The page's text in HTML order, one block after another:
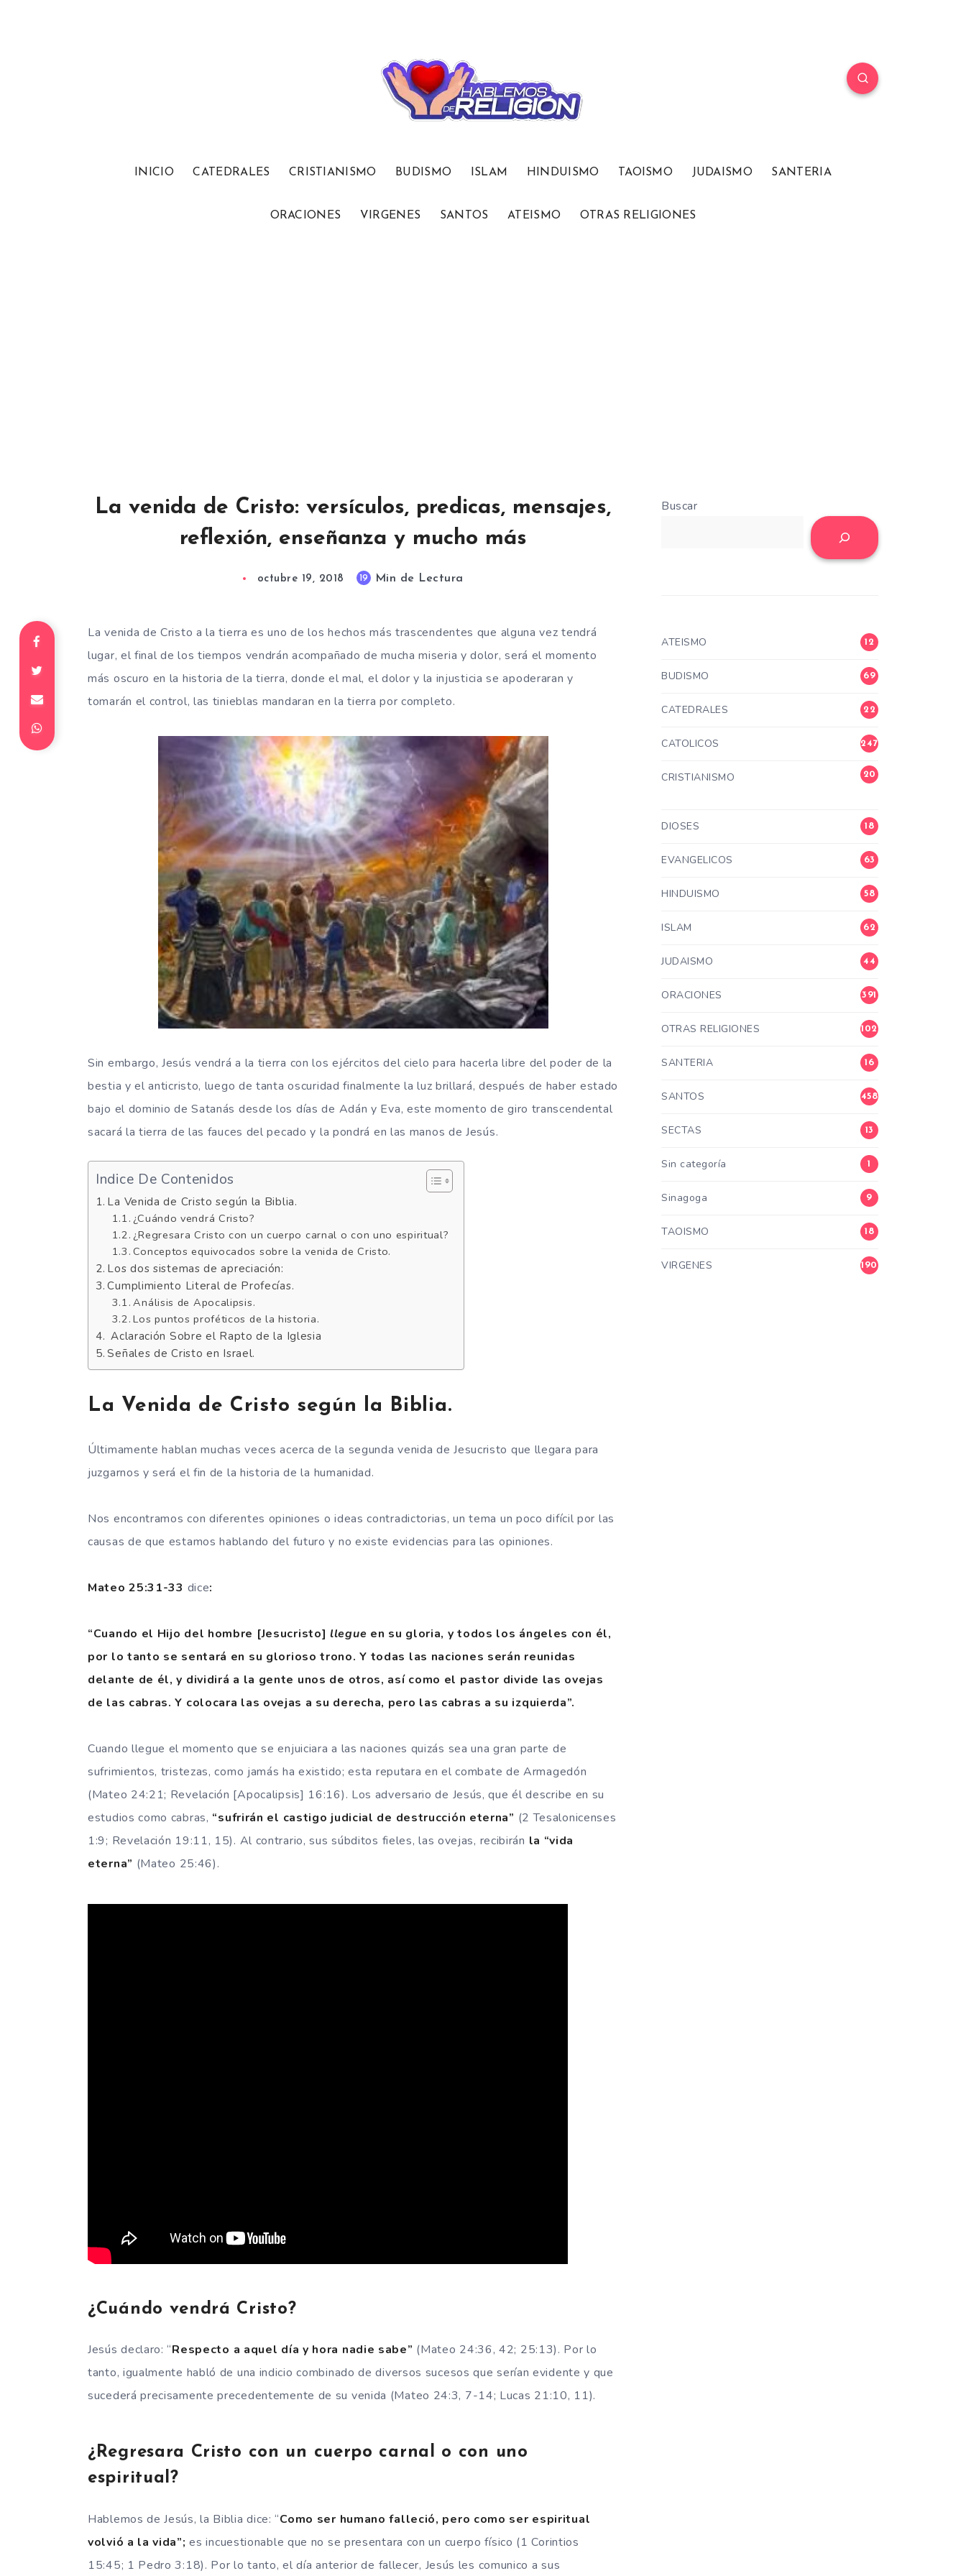
INICIO CATEDRALES CRISTIANISMO BUDISMO ISLAM HINDUISMO TAOISMO JUDAISMO SANTERIA
ORACIONES VIRGENES SANTOS ATEISMO OTRAS RELIGIONES
La venida de Cristo: versículos, predicas, mensajes,
reflexión, enseñanza y mucho más
octubre 19, 2018 19 Min de Lectura
La venida de Cristo a la tierra es uno de los hechos más trascendentes que alguna vez tendrá
lugar, el final de los tiempos vendrán acompañado de mucha miseria y dolor, será el momento
más oscuro en la historia de la tierra, donde el mal, el dolor y la injusticia se apoderaran y
tomarán el control, las tinieblas mandaran en la tierra por completo.
Sin embargo, Jesús vendrá a la tierra con los ejércitos del cielo para hacerla libre del poder de la
bestia y el anticristo, luego de tanta oscuridad finalmente la luz brillará, después de haber estado
bajo el dominio de Satanás desde los días de Adán y Eva, este momento de giro transcendental
sacará la tierra de las fauces del pecado y la pondrá en las manos de Jesús.
Indice De Contenidos
La Venida de Cristo según la Biblia.
¿Cuándo vendrá Cristo?
¿Regresara Cristo con un cuerpo carnal o con uno espiritual?
Conceptos equivocados sobre la venida de Cristo.
Los dos sistemas de apreciación:
Cumplimiento Literal de Profecías.
Análisis de Apocalipsis.
Los puntos proféticos de la historia.
Aclaración Sobre el Rapto de la Iglesia
Señales de Cristo en Israel.
La Venida de Cristo según la Biblia.
Últimamente hablan muchas veces acerca de la segunda venida de Jesucristo que llegara para
juzgarnos y será el fin de la historia de la humanidad.
Nos encontramos con diferentes opiniones o ideas contradictorias, un tema un poco difícil por las
causas de que estamos hablando del futuro y no existe evidencias para las opiniones.
Mateo 25:31-33 dice:
“Cuando el Hijo del hombre [Jesucristo] llegue en su gloria, y todos los ángeles con él,
por lo tanto se sentará en su glorioso trono. Y todas las naciones serán reunidas
delante de él, y dividirá a la gente unos de otros, así como el pastor divide las ovejas
de las cabras. Y colocara las ovejas a su derecha, pero las cabras a su izquierda”.
Cuando llegue el momento que se enjuiciara a las naciones quizás sea una gran parte de
sufrimientos, tristezas, como jamás ha existido; esta reputara en el combate de Armagedón
(Mateo 24:21; Revelación [Apocalipsis] 16:16). Los adversario de Jesús, que él describe en su
estudios como cabras, “sufrirán el castigo judicial de destrucción eterna” (2 Tesalonicenses
1:9; Revelación 19:11, 15). Al contrario, sus súbditos fieles, las ovejas, recibirán la “vida
eterna” (Mateo 25:46).
¿Cuándo vendrá Cristo?
Jesús declaro: “Respecto a aquel día y hora nadie sabe” (Mateo 24:36, 42; 25:13). Por lo
tanto, igualmente habló de una indicio combinado de diversos sucesos que serían evidente y que
sucederá precisamente precedentemente de su venida (Mateo 24:3, 7-14; Lucas 21:10, 11).
¿Regresara Cristo con un cuerpo carnal o con uno
espiritual?
Hablemos de Jesús, la Biblia dice: “Como ser humano falleció, pero como ser espiritual
volvió a la vida”;es incuestionable que no se presentara con un cuerpo físico (1 Corintios
15:45; 1 Pedro 3:18). Por lo tanto, el día anterior de fallecer, Jesús les comunico a sus
Buscar
ATEISMO 12
BUDISMO 69
CATEDRALES 22
CATOLICOS 247
CRISTIANISMO
20
DIOSES 18
EVANGELICOS 63
HINDUISMO 58
ISLAM 62
JUDAISMO 44
ORACIONES 391
OTRAS RELIGIONES 102
SANTERIA 16
SANTOS 458
SECTAS 13
Sin categoría 1
Sinagoga 9
TAOISMO 18
VIRGENES 190